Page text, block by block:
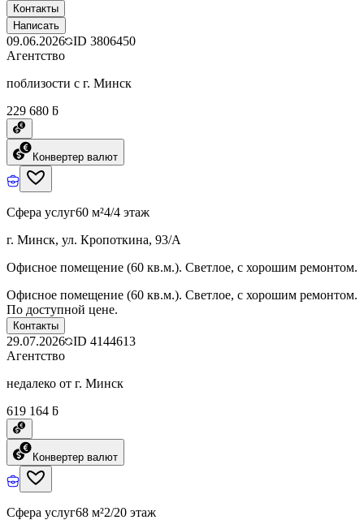
Контакты
Написать
09.06.2026 ID 3806450
Агентство
поблизости с г. Минск
229 680 ƃ
Конвертер валют
Сфера услуг60 м²4/4 этаж
г. Минск, ул. Кропоткина, 93/А
Офисное помещение (60 кв.м.). Светлое, с хорошим ремонтом.
Офисное помещение (60 кв.м.). Светлое, с хорошим ремонтом.
По доступной цене.
Контакты
29.07.2026 ID 4144613
Агентство
недалеко от г. Минск
619 164 ƃ
Конвертер валют
Сфера услуг68 м²2/20 этаж